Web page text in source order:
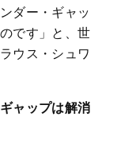
ダー・ギャッ
です」と、世
ウス・シュワ
ャップは解消